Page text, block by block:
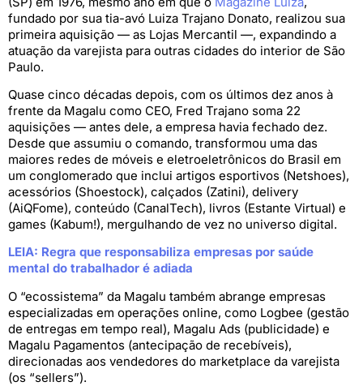
fundado por sua tia-avó Luiza Trajano Donato, realizou sua
primeira aquisição — as Lojas Mercantil —, expandindo a
atuação da varejista para outras cidades do interior de São
Paulo.
Quase cinco décadas depois, com os últimos dez anos à
frente da Magalu como CEO, Fred Trajano soma 22
aquisições — antes dele, a empresa havia fechado dez.
Desde que assumiu o comando, transformou uma das
maiores redes de móveis e eletroeletrônicos do Brasil em
um conglomerado que inclui artigos esportivos (Netshoes),
acessórios (Shoestock), calçados (Zatini), delivery
(AiQFome), conteúdo (CanalTech), livros (Estante Virtual) e
games (Kabum!), mergulhando de vez no universo digital.
LEIA: Regra que responsabiliza empresas por saúde
mental do trabalhador é adiada
O “ecossistema” da Magalu também abrange empresas
especializadas em operações online, como Logbee (gestão
de entregas em tempo real), Magalu Ads (publicidade) e
Magalu Pagamentos (antecipação de recebíveis),
direcionadas aos vendedores do marketplace da varejista
(os “sellers”).